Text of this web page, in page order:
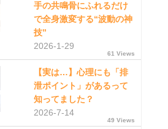
手の共鳴骨にふれるだけ
で全身激変する“波動の神
技”
2026-1-29
61 Views
【実は…】心理にも「排
泄ポイント」があるって
知ってました？
2026-7-14
49 Views